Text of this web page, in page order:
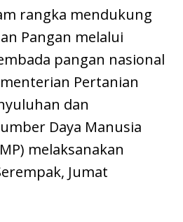
rangka mendukung
Pangan melalui
pangan nasional
Pertanian
dan
Daya Manusia
melaksanakan
Jumat